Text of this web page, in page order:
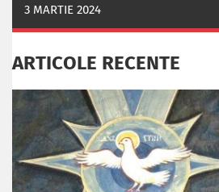
3 MARTIE 2024
ARTICOLE RECENTE